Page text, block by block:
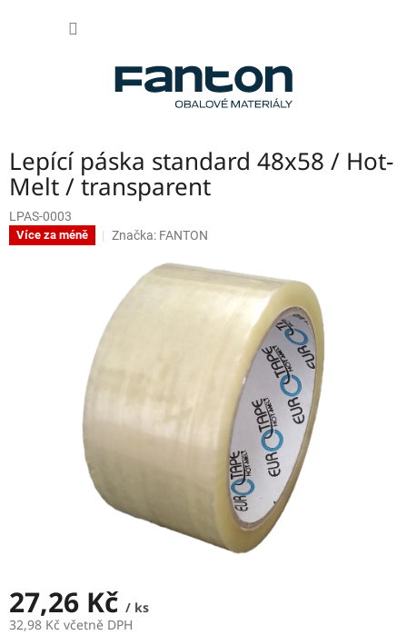
Lepící páska standard 48x58 / Hot-
Melt / transparent
LPAS-0003
Více za méně Značka: FANTON
27,26 Kč / ks
32,98 Kč včetně DPH